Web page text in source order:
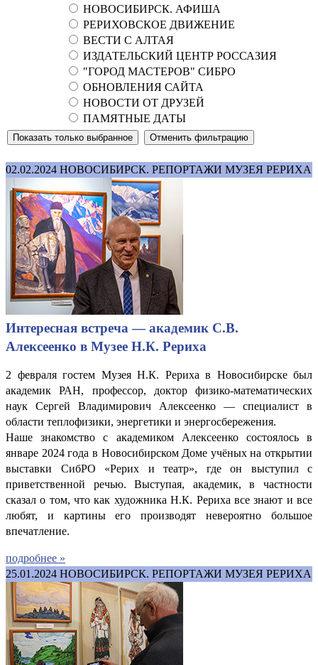
НОВОСИБИРСК. АФИША
РЕРИХОВСКОЕ ДВИЖЕНИЕ
ВЕСТИ С АЛТАЯ
ИЗДАТЕЛЬСКИЙ ЦЕНТР РОССАЗИЯ
"ГОРОД МАСТЕРОВ" СИБРО
ОБНОВЛЕНИЯ САЙТА
НОВОСТИ ОТ ДРУЗЕЙ
ПАМЯТНЫЕ ДАТЫ
02.02.2024 НОВОСИБИРСК. РЕПОРТАЖИ МУЗЕЯ РЕРИХА
Интересная встреча — академик С.В.
Алексеенко в Музее Н.К. Рериха
2 февраля гостем Музея Н.К. Рериха в Новосибирске был
академик РАН, профессор, доктор физико-математических
наук Сергей Владимирович Алексеенко — специалист в
области теплофизики, энергетики и энергосбережения.
Наше знакомство с академиком Алексеенко состоялось в
январе 2024 года в Новосибирском Доме учёных на открытии
выставки СибРО «Рерих и театр», где он выступил с
приветственной речью. Выступая, академик, в частности
сказал о том, что как художника Н.К. Рериха все знают и все
любят, и картины его производят невероятно большое
впечатление.
подробнее »
25.01.2024 НОВОСИБИРСК. РЕПОРТАЖИ МУЗЕЯ РЕРИХА